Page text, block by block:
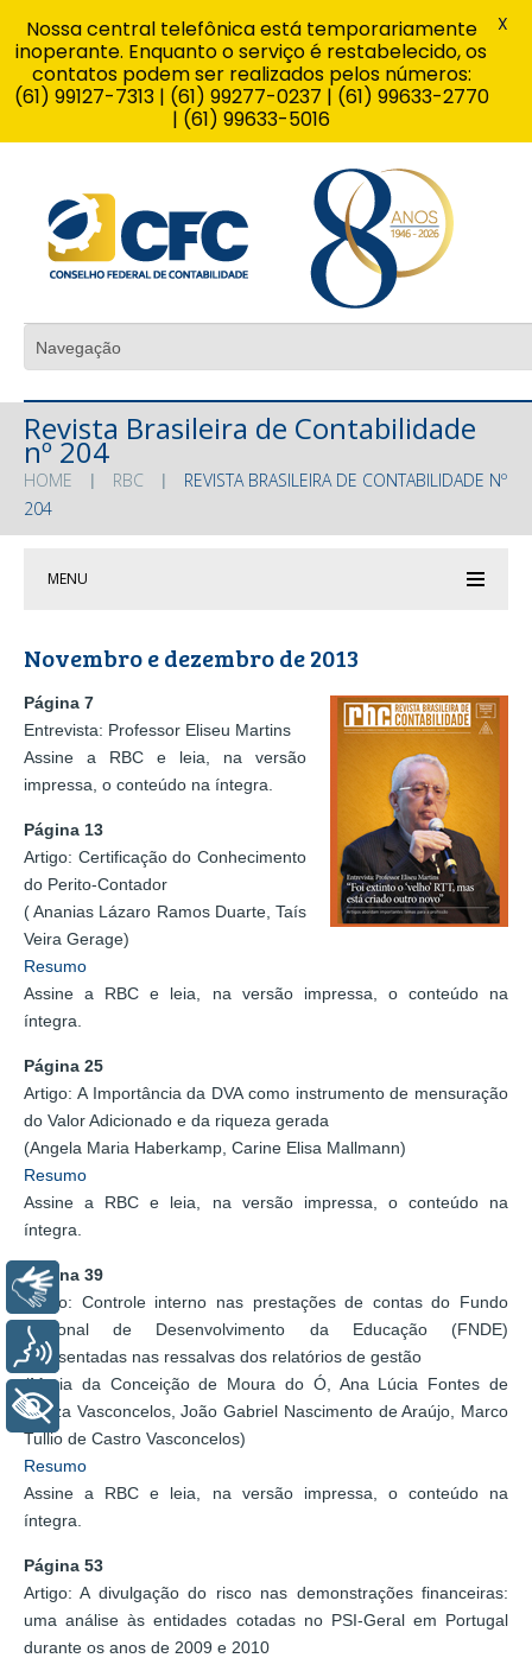
Revista Brasileira de Contabilidade
nº 204
HOME RBC
REVISTA BRASILEIRA DE CONTABILIDADE Nº
204
MENU
Novembro e dezembro de 2013
Página 7
Entrevista: Professor Eliseu Martins
Assine a RBC e leia, na versão
impressa, o conteúdo na íntegra.
Página 13
Artigo: Certificação do Conhecimento
do Perito-Contador
( Ananias Lázaro Ramos Duarte, Taís
Veira Gerage)
Resumo
Assine a RBC e leia, na versão impressa, o conteúdo na
íntegra.
Página 25
Artigo: A Importância da DVA como instrumento de mensuração
do Valor Adicionado e da riqueza gerada
(Angela Maria Haberkamp, Carine Elisa Mallmann)
Resumo
Assine a RBC e leia, na versão impressa, o conteúdo na
íntegra.
Página 39
Artigo: Controle interno nas prestações de contas do Fundo
Nacional de Desenvolvimento da Educação (FNDE)
apresentadas nas ressalvas dos relatórios de gestão
(Maria da Conceição de Moura do Ó, Ana Lúcia Fontes de
Souza Vasconcelos, João Gabriel Nascimento de Araújo, Marco
Tullio de Castro Vasconcelos)
Resumo
Assine a RBC e leia, na versão impressa, o conteúdo na
íntegra.
Página 53
Artigo: A divulgação do risco nas demonstrações financeiras:
uma análise às entidades cotadas no PSI-Geral em Portugal
durante os anos de 2009 e 2010
Nossa central telefônica está temporariamente
inoperante. Enquanto o serviço é restabelecido, os
contatos podem ser realizados pelos números:
(61) 99127-7313 | (61) 99277-0237 | (61) 99633-2770
| (61) 99633-5016
X
Libras
Voz
+ Acessibilidade